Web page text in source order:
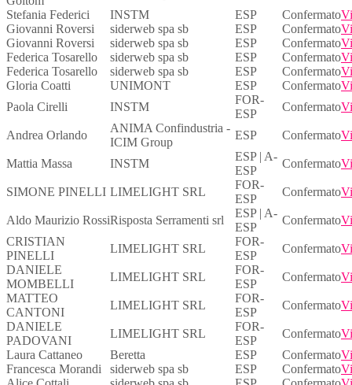
Stefania Federici
INSTM ESP Confermato
Giovanni Roversi
siderweb spa sb ESP Confermato
Giovanni Roversi
siderweb spa sb ESP Confermato
Federica Tosarello
siderweb spa sb ESP Confermato
Federica Tosarello
siderweb spa sb ESP Confermato
Gloria Coatti
UNIMONT ESP Confermato
Paola Cirelli
INSTM
FOR-
ESP
Confermato
Andrea Orlando
ANIMA Confindustria -
ICIM Group
ESP Confermato
Mattia Massa INSTM
ESP | A-
ESP
Confermato
SIMONE PINELLI LIMELIGHT SRL
FOR-
ESP
Confermato
Aldo Maurizio RossiRisposta Serramenti srl
ESP | A-
ESP
Confermato
CRISTIAN
PINELLI
LIMELIGHT SRL
FOR-
ESP
Confermato
DANIELE
MOMBELLI
LIMELIGHT SRL
FOR-
ESP
Confermato
MATTEO
CANTONI
LIMELIGHT SRL
FOR-
ESP
Confermato
DANIELE
PADOVANI
LIMELIGHT SRL
FOR-
ESP
Confermato
Laura Cattaneo
Beretta ESP Confermato
Francesca Morandi
siderweb spa sb ESP Confermato